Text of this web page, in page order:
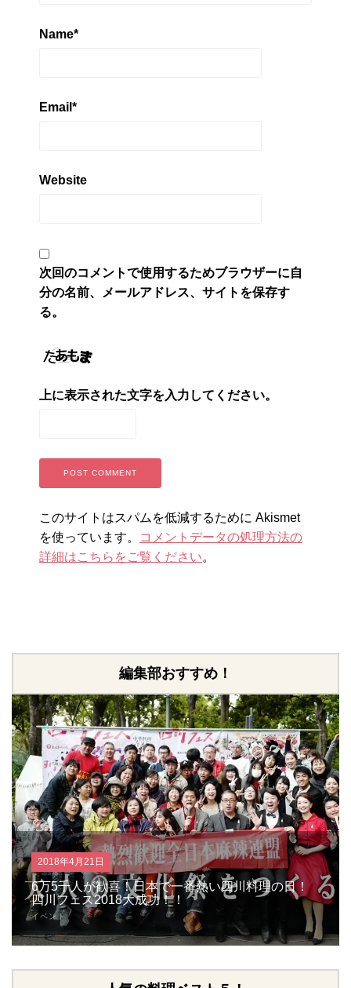
Name*
Email *
Website
次回のコメントで使用するためブラウザーに自
分の名前、メールアドレス、サイトを保存す
る。
上に表示された文字を入力してください。
このサイトはスパムを低減するために Akismet
を使っています。
コメントデータの処理方法の
詳細はこちらをご覧ください。
編集部おすすめ！
2018年4月21日
6万5千人が歓喜！日本で一番熱い四川料理の日！
四川フェス2018大成功！！
イベント